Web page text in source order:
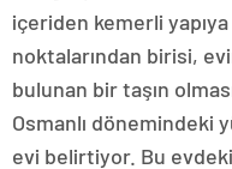
içeriden kemerli yapıya
noktalarından birisi,
bulunan bir taşın
Osmanlı dönemindeki
evi belirtiyor. Bu evdeki